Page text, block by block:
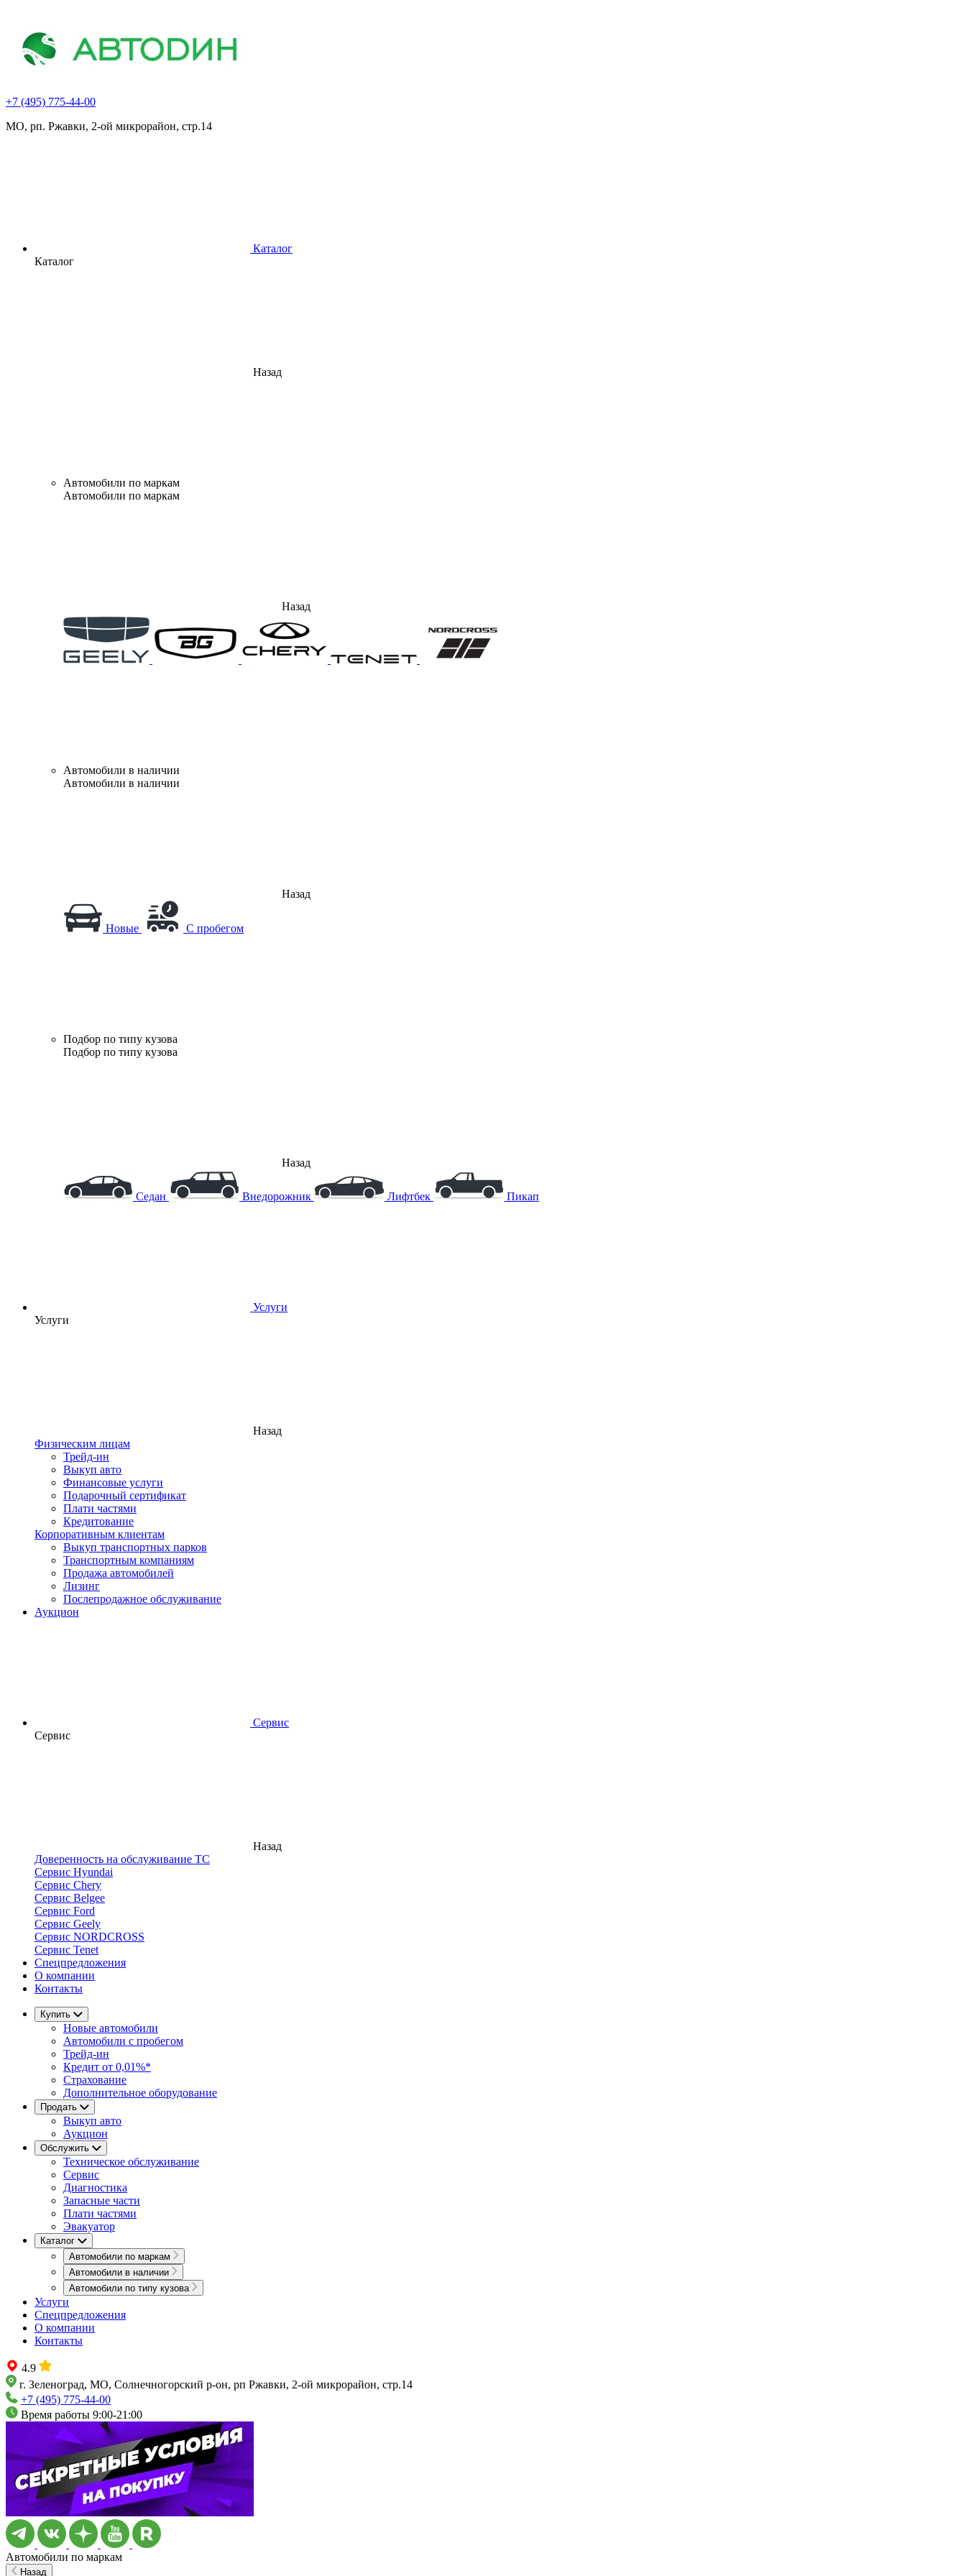
+7 (495) 775-44-00
МО, рп. Ржавки, 2-ой микрорайон, стр.14
Каталог
Каталог
Назад
Автомобили по маркам
Автомобили по маркам
Назад
Автомобили в наличии
Автомобили в наличии
Назад
Новые С пробегом
Подбор по типу кузова
Подбор по типу кузова
Назад
Седан Внедорожник Лифтбек Пикап
Услуги
Услуги
Назад
Физическим лицам
Трейд-ин
Выкуп авто
Финансовые услуги
Подарочный сертификат
Плати частями
Кредитование
Корпоративным клиентам
Выкуп транспортных парков
Транспортным компаниям
Продажа автомобилей
Лизинг
Послепродажное обслуживание
Аукцион
Сервис
Сервис
Назад
Доверенность на обслуживание ТС
Сервис Hyundai
Сервис Chery
Сервис Belgee
Сервис Ford
Сервис Geely
Сервис NORDCROSS
Сервис Tenet
Спецпредложения
О компании
Контакты
Купить
Новые автомобили
Автомобили с пробегом
Трейд-ин
Кредит от 0,01%*
Страхование
Дополнительное оборудование
Продать
Выкуп авто
Аукцион
Обслужить
Техническое обслуживание
Сервис
Диагностика
Запасные части
Плати частями
Эвакуатор
Каталог
Автомобили по маркам
Автомобили в наличии
Автомобили по типу кузова
Услуги
Спецпредложения
О компании
Контакты
4.9
г. Зеленоград, МО, Солнечногорский р-он, рп Ржавки, 2-ой микрорайон, стр.14
+7 (495) 775-44-00
Время работы 9:00-21:00
Автомобили по маркам
Назад